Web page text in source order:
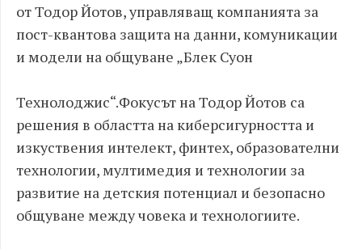
от Тодор Йотов, управляващ компанията за
пост-квантова защита на данни, комуникации
и модели на общуване „Блек Суон
Технолоджис“.Фокусът на Тодор Йотов са
решения в областта на киберсигурността и
изкуствения интелект, финтех, образователни
технологии, мултимедия и технологии за
развитие на детския потенциал и безопасно
общуване между човека и технологиите.